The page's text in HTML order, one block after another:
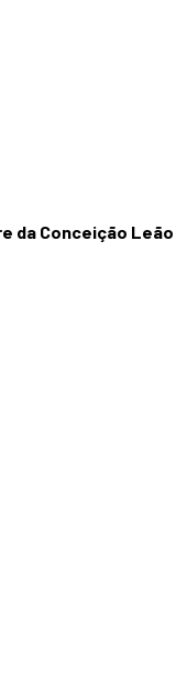
da Conceição Leão